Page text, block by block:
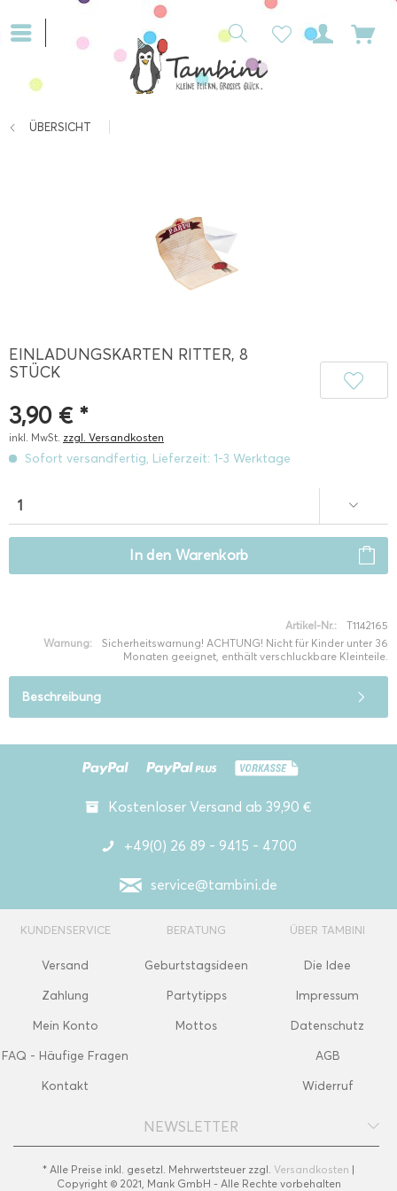
ÜBERSICHT
EINLADUNGSKARTEN RITTER, 8
STÜCK
3,90 € *
inkl. MwSt. zzgl. Versandkosten
Sofort versandfertig, Lieferzeit: 1-3 Werktage
In den Warenkorb
Artikel-Nr.:
T1142165
Warnung:
Sicherheitswarnung! ACHTUNG! Nicht für Kinder unter 36
Monaten geeignet, enthält verschluckbare Kleinteile.
Beschreibung
Kostenloser Versand ab 39,90 €
+49(0) 26 89 - 9415 - 4700
service@tambini.de
KUNDENSERVICE
Versand
Zahlung
Mein Konto
FAQ - Häufige Fragen
Kontakt
BERATUNG
Geburtstagsideen
Partytipps
Mottos
ÜBER TAMBINI
Die Idee
Impressum
Datenschutz
AGB
Widerruf
NEWSLETTER
* Alle Preise inkl. gesetzl. Mehrwertsteuer zzgl. Versandkosten |
Copyright © 2021, Mank GmbH - Alle Rechte vorbehalten